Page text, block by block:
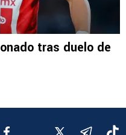
tras duelo de